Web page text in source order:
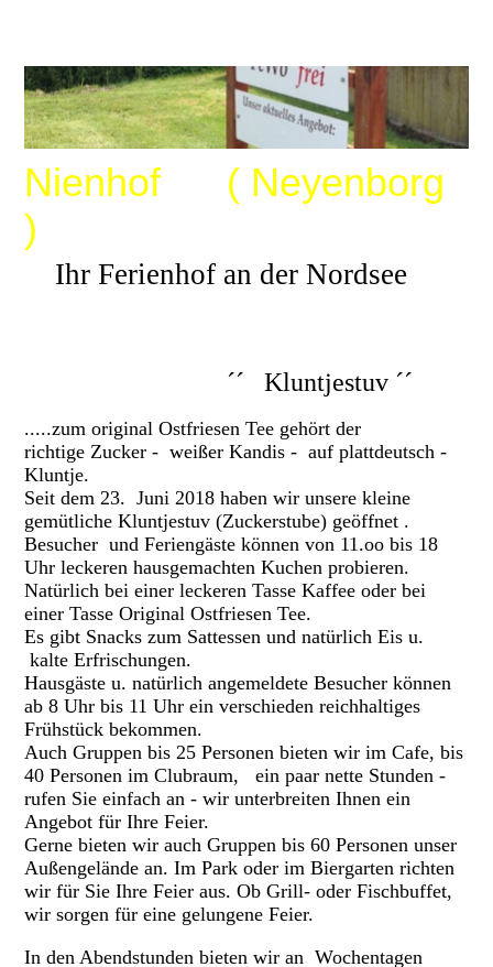
Nienhof ( Neyenborg
)
Ihr Ferienhof an der Nordsee
´´ Kluntjestuv ´´
.....zum original Ostfriesen Tee gehört der
richtige Zucker - weißer Kandis - auf plattdeutsch -
Kluntje.
Seit dem 23. Juni 2018 haben wir unsere kleine
gemütliche Kluntjestuv (Zuckerstube) geöffnet .
Besucher und Feriengäste können von 11.oo bis 18
Uhr leckeren hausgemachten Kuchen probieren.
Natürlich bei einer leckeren Tasse Kaffee oder bei
einer Tasse Original Ostfriesen Tee.
Es gibt Snacks zum Sattessen und natürlich Eis u.
kalte Erfrischungen.
Hausgäste u. natürlich angemeldete Besucher können
ab 8 Uhr bis 11 Uhr ein verschieden reichhaltiges
Frühstück bekommen.
Auch Gruppen bis 25 Personen bieten wir im Cafe, bis
40 Personen im Clubraum, ein paar nette Stunden -
rufen Sie einfach an - wir unterbreiten Ihnen ein
Angebot für Ihre Feier.
Gerne bieten wir auch Gruppen bis 60 Personen unser
Außengelände an. Im Park oder im Biergarten richten
wir für Sie Ihre Feier aus. Ob Grill- oder Fischbuffet,
wir sorgen für eine gelungene Feier.
In den Abendstunden bieten wir an Wochentagen